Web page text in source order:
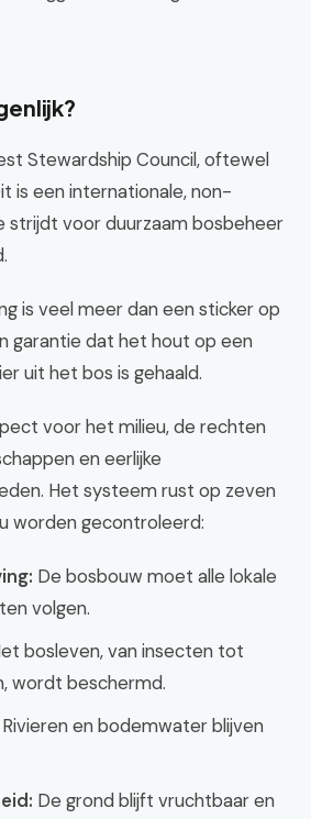
Stewardship Council, oftewel
is een internationale, non-
strijdt voor duurzaam bosbeheer
is veel meer dan een sticker op
garantie dat het hout op een
uit het bos is gehaald.
voor het milieu, de rechten
en eerlijke
Het systeem rust op zeven
worden gecontroleerd:
De bosbouw moet alle lokale
volgen.
bosleven, van insecten tot
wordt beschermd.
Rivieren en bodemwater blijven
De grond blijft vruchtbaar en